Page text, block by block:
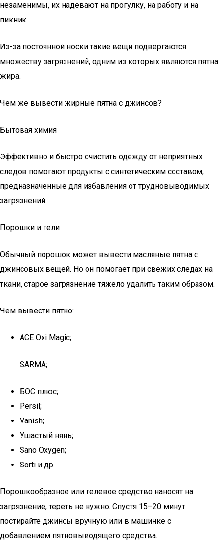
незаменимы, их надевают на прогулку, на работу и на
пикник.
Из-за постоянной носки такие вещи подвергаются
множеству загрязнений, одним из которых являются пятна
жира.
Чем же вывести жирные пятна с джинсов?
Бытовая химия
Эффективно и быстро очистить одежду от неприятных
следов помогают продукты с синтетическим составом,
предназначенные для избавления от трудновыводимых
загрязнений.
Порошки и гели
Обычный порошок может вывести масляные пятна с
джинсовых вещей. Но он помогает при свежих следах на
ткани, старое загрязнение тяжело удалить таким образом.
Чем вывести пятно:
ACE Oxi Magic;
SARMA;
БОС плюс;
Persil;
Vanish;
Ушастый нянь;
Sano Oxygen;
Sorti и др.
Порошкообразное или гелевое средство наносят на
загрязнение, тереть не нужно. Спустя 15–20 минут
постирайте джинсы вручную или в машинке с
добавлением пятновыводящего средства.